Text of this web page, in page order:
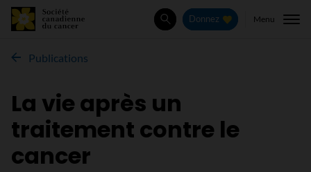
Rechercher
Donnez Menu
Publications
La vie après un
traitement contre le
cancer